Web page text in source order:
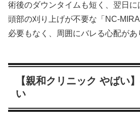
術後のダウンタイムも短く、翌日
頭部の刈り上げが不要な「NC-
必要もなく、周囲にバレる心配があ
【親和クリニック やばい
い